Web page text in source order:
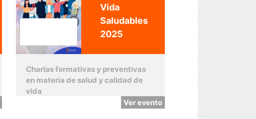
Vida
Saludables
2025
Charlas formativas y preventivas
en materia de salud y calidad de
vida
Ver evento